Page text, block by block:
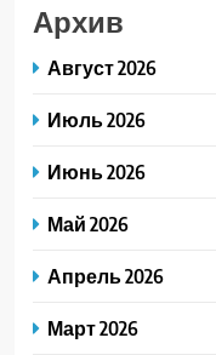
Архив
Август 2026
Июль 2026
Июнь 2026
Май 2026
Апрель 2026
Март 2026